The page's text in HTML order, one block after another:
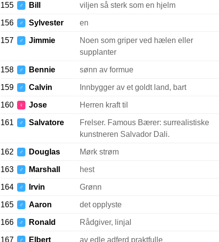
155 ♂ Bill viljen så sterk som en hjelm
156 ♂ Sylvester en
157 ♂ Jimmie
Noen som griper ved hælen eller
supplanter
158 ♂ Bennie sønn av formue
159 ♂ Calvin Innbygger av et goldt land, bart
160 ♀ Jose Herren kraft til
161 ♂ Salvatore
Frelser. Famous Bærer: surrealistiske
kunstneren Salvador Dali.
162 ♂ Douglas Mørk strøm
163 ♂ Marshall hest
164 ♂ Irvin Grønn
165 ♂ Aaron det opplyste
166 ♂ Ronald Rådgiver, linjal
167 ♂ Elbert av edle adferd praktfulle